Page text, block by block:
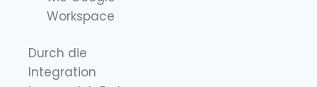
Workspace
Durch die
Integration